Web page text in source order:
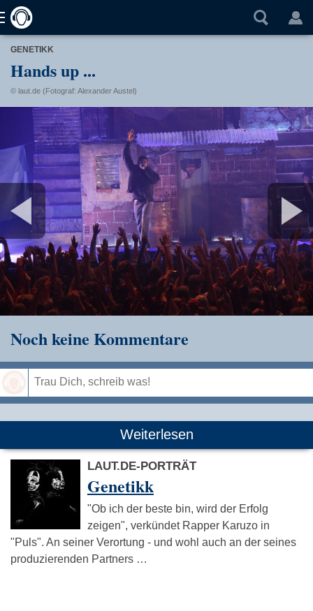
GENETIKK
Hands up ...
© laut.de (Fotograf: Alexander Austel)
Noch keine Kommentare
Weiterlesen
LAUT.DE-PORTRÄT
Genetikk
"Ob ich der beste bin, wird der Erfolg
zeigen", verkündet Rapper Karuzo in
"Puls". An seiner Verortung - und wohl auch an der seines
produzierenden Partners …